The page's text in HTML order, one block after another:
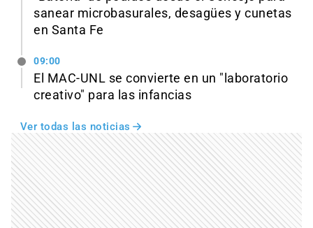
sanear microbasurales, desagües y cunetas
en Santa Fe
09:00
El MAC-UNL se convierte en un "laboratorio
creativo" para las infancias
Ver todas las noticias